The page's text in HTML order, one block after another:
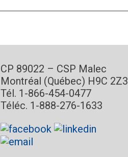
CP 89022 – CSP Malec
Montréal (Québec) H9C 2Z3
Tél. 1-866-454-0477
Téléc. 1-888-276-1633